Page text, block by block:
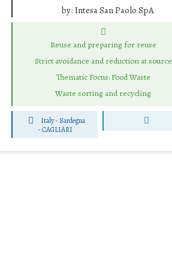
by: Intesa San Paolo SpA
Reuse and preparing for reuse
Strict avoidance and reduction at source
Thematic Focus: Food Waste
Waste sorting and recycling
Italy - Sardegna
-CAGLIARI